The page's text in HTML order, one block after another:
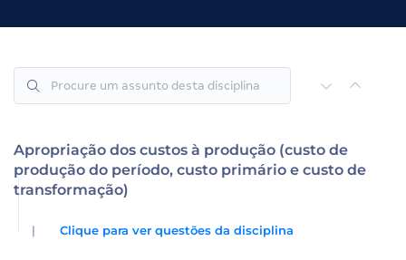
Apropriação dos custos à produção (custo de
produção do período, custo primário e custo de
transformação)
| Clique para ver questões da disciplina